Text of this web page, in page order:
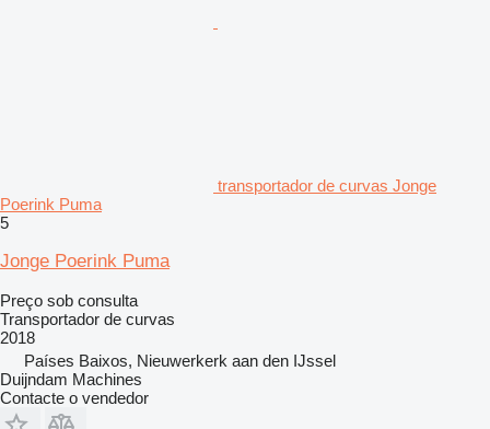
transportador de curvas Jonge
Poerink Puma
5
Jonge Poerink Puma
Preço sob consulta
Transportador de curvas
2018
Países Baixos, Nieuwerkerk aan den IJssel
Duijndam Machines
Contacte o vendedor